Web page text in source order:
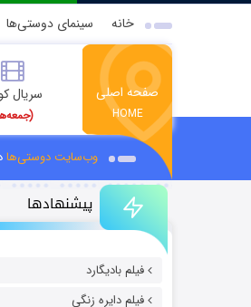
خانه سینمای دوستی‌ها
صفحه اصلی
HOME
سریال
وب‌سایت دوستی‌ها
پیشنهادها
فیلم بادیگارد
فیلم دایره زنگی